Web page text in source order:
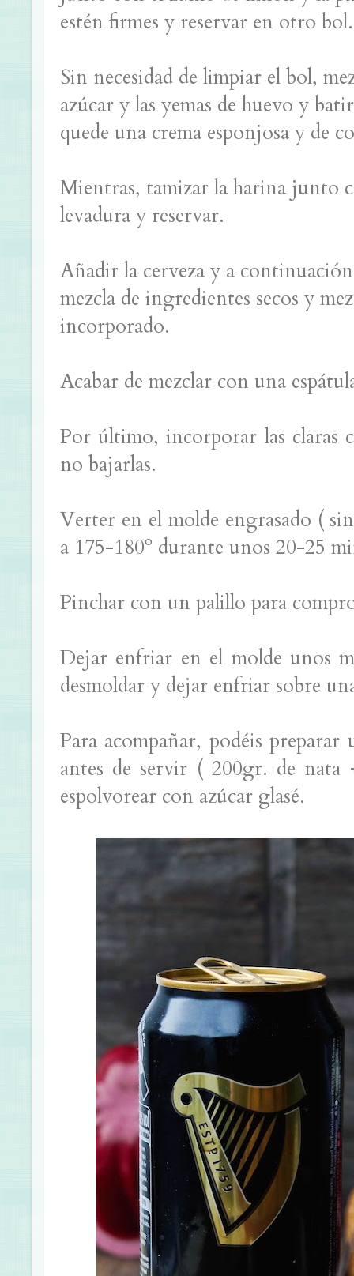
estén firmes y reservar en otro bol.
Sin necesidad de limpiar el bol,
azúcar y las yemas de huevo y
quede una crema esponjosa y de
Mientras, tamizar la harina junto
levadura y reservar.
Añadir la cerveza y a
mezcla de ingredientes secos y
incorporado.
Acabar de mezclar con una
Por último, incorporar las claras
no bajarlas.
Verter en el molde engrasado (
a 175-180º durante unos 20-25
Pinchar con un palillo para
Dejar enfriar en el molde unos
desmoldar y dejar enfriar sobre
Para acompañar, podéis
antes de servir ( 200gr. de
espolvorear con azúcar glasé.